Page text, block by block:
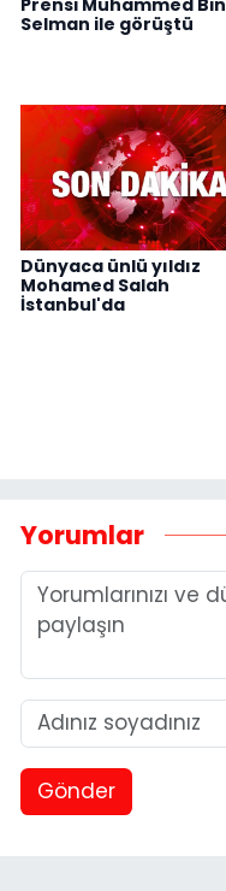
Selman ile görüştü
Dünyaca ünlü yıldız
Mohamed Salah
İstanbul'da
Yorumlar
Gönder